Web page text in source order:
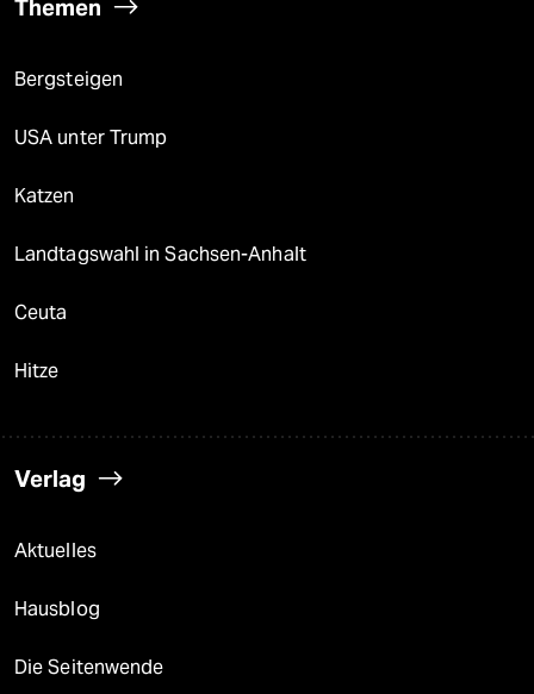
Themen
Bergsteigen
USA unter Trump
Katzen
Landtagswahl in Sachsen-Anhalt
Ceuta
Hitze
Verlag
Aktuelles
Hausblog
Die Seitenwende